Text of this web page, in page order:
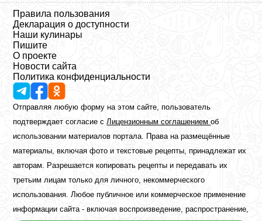
Правила пользования
Декларация о доступности
Наши кулинары
Пишите
О проекте
Новости сайта
Политика конфиденциальности
Отправляя любую форму на этом сайте, пользователь
подтверждает согласие сЛицензионным соглашениемоб
использовании материалов портала. Права на размещённые
материалы, включая фото и текстовые рецепты, принадлежат их
авторам. Разрешается копировать рецепты и передавать их
третьим лицам только для личного, некоммерческого
использования. Любое публичное или коммерческое применение
информации сайта - включая воспроизведение, распространение,